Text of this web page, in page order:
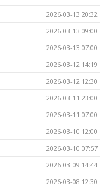
2026-03-13 20:32
2026-03-13 09:00
2026-03-13 07:00
2026-03-12 14:19
2026-03-12 12:30
2026-03-11 23:00
2026-03-11 07:00
2026-03-10 12:00
2026-03-10 07:57
2026-03-09 14:44
2026-03-08 12:30